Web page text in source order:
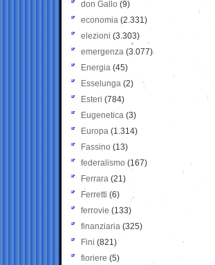
don Gallo (9)
economia (2.331)
elezioni (3.303)
emergenza (3.077)
Energia (45)
Esselunga (2)
Esteri (784)
Eugenetica (3)
Europa (1.314)
Fassino (13)
federalismo (167)
Ferrara (21)
Ferretti (6)
ferrovie (133)
finanziaria (325)
Fini (821)
fioriere (5)